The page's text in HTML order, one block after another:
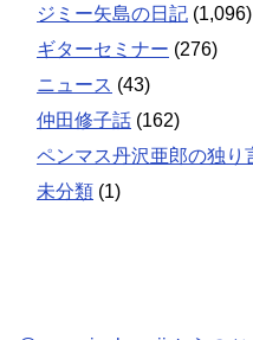
ジミー矢島の日記 (1,096)
ギターセミナー (276)
ニュース (43)
仲田修子話 (162)
ペンマス丹沢亜郎の独り
未分類 (1)